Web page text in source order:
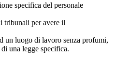
specifica del personale
tribunali per avere il
un luogo di lavoro senza profumi,
una legge specifica.